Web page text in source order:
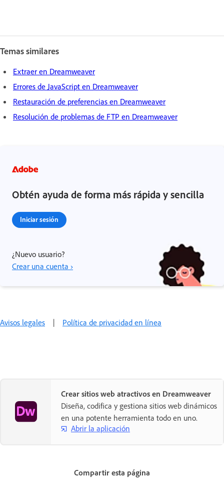
Temas similares
Extraer en Dreamweaver
Errores de JavaScript en Dreamweaver
Restauración de preferencias en Dreamweaver
Resolución de problemas de FTP en Dreamweaver
Obtén ayuda de forma más rápida y sencilla
Iniciar sesión
¿Nuevo usuario?
Crear una cuenta ›
Avisos legales | Política de privacidad en línea
Crear sitios web atractivos en Dreamweaver
Diseña, codifica y gestiona sitios web dinámicos
en una potente herramienta todo en uno.
Abrir la aplicación
Compartir esta página